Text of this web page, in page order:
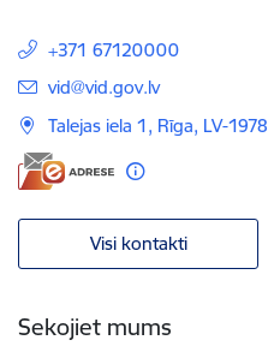
+371 67120000
E-pasts:
vid@vid.gov.lv
Talejas iela 1, Rīga, LV-1978
Visi kontakti
Sekojiet mums